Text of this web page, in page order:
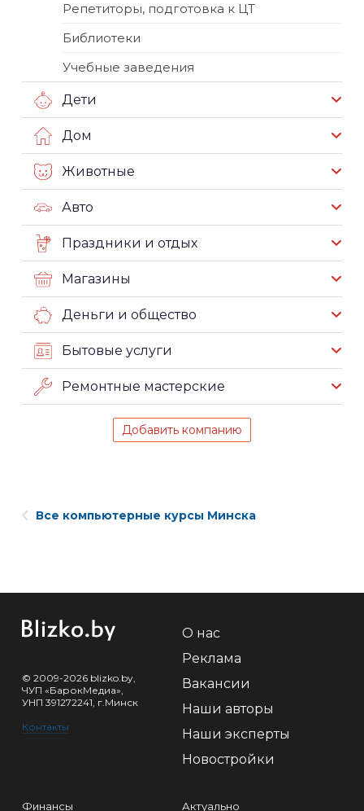
Репетиторы, подготовка к ЦТ
Библиотеки
Учебные заведения
Дети
Дом
Животные
Авто
Праздники и отдых
Магазины
Деньги и общество
Бытовые услуги
Ремонтные мастерские
Добавить компанию
Все компьютерные курсы Минска
© 2009-2026 blizko.by,
ЧУП «БарокМедиа»,
УНП 391272241, г.Минск
Контакты
О нас
Реклама
Вакансии
Наши авторы
Наши эксперты
Новостройки
Финансы Актуально